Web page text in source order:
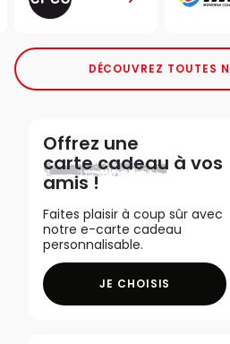
DÉCOUVREZ TOUTES
Offrez une
carte cadeau à vos
amis !
Faites plaisir à coup sûr avec
notre e-carte cadeau
personnalisable.
JE CHOISIS